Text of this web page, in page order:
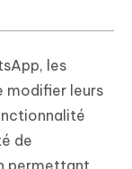
les
modifier leurs
de